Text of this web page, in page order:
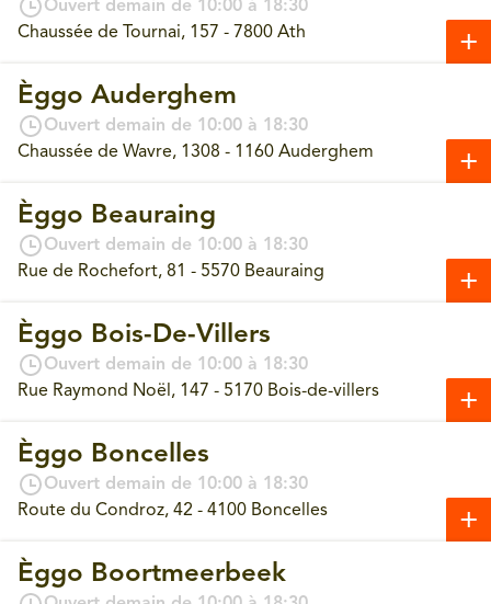
Ouvert demain de 10:00 à 18:30
Chaussée de Tournai, 157 - 7800 Ath
Èggo Auderghem
Ouvert demain de 10:00 à 18:30
Chaussée de Wavre, 1308 - 1160 Auderghem
Èggo Beauraing
Ouvert demain de 10:00 à 18:30
Rue de Rochefort, 81 - 5570 Beauraing
Èggo Bois-De-Villers
Ouvert demain de 10:00 à 18:30
Rue Raymond Noël, 147 - 5170 Bois-de-villers
Èggo Boncelles
Ouvert demain de 10:00 à 18:30
Route du Condroz, 42 - 4100 Boncelles
Èggo Boortmeerbeek